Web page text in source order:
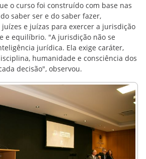
o curso foi construído com base nas
saber ser e do saber fazer,
e juízas para exercer a jurisdição
e equilíbrio. "A jurisdição não se
jurídica. Ela exige caráter,
humanidade e consciência dos
decisão", observou.